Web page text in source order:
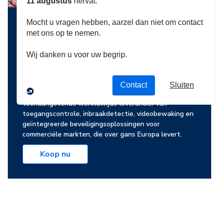
De toekomst van de
veiligheid is hier
Honeywell Commercial Security is een
toonaangevende wereldwijde leverancier van
toegangscontrole, inbraakdetectie, videobewaking en
geïntegreerde beveiligingsoplossingen voor
commerciële markten, die over gans Europa levert.
Koop nu